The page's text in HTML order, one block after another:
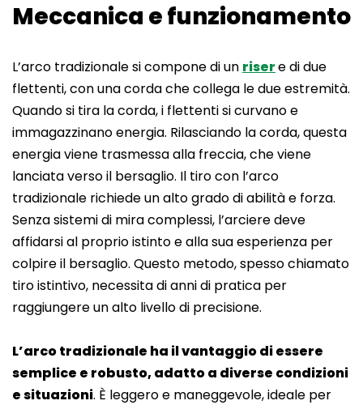
Meccanica e funzionamento
L’arco tradizionale si compone di un risere di due
flettenti, con una corda che collega le due estremità.
Quando si tira la corda, i flettenti si curvano e
immagazzinano energia. Rilasciando la corda, questa
energia viene trasmessa alla freccia, che viene
lanciata verso il bersaglio. Il tiro con l’arco
tradizionale richiede un alto grado di abilità e forza.
Senza sistemi di mira complessi, l’arciere deve
affidarsi al proprio istinto e alla sua esperienza per
colpire il bersaglio. Questo metodo, spesso chiamato
tiro istintivo, necessita di anni di pratica per
raggiungere un alto livello di precisione.
L’arco tradizionale ha il vantaggio di essere
semplice e robusto, adatto a diverse condizioni
e situazioni. È leggero e maneggevole, ideale per